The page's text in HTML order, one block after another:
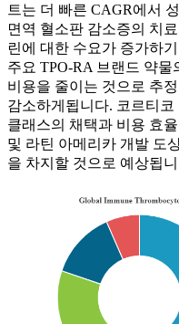
트는 더 빠른 CAGR에서
면역 혈소판 감소증의 치
린에 대한 수요가 증가하
주요 TPO-RA 브랜드 약
비용을 줄이는 것으로 추
감소하게됩니다. 코르티
클래스의 채택과 비용 효
및 라틴 아메리카 개발 도
을 차지할 것으로 예상됩